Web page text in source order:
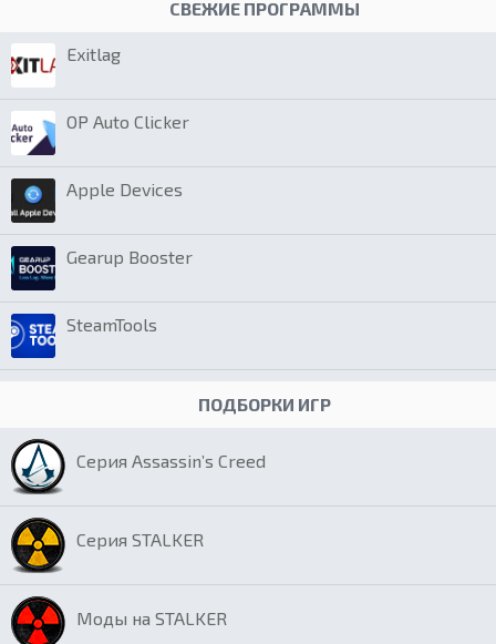
СВЕЖИЕ ПРОГРАММЫ
Exitlag
OP Auto Clicker
Apple Devices
Gearup Booster
SteamTools
ПОДБОРКИ ИГР
Серия Assassin’s Creed
Серия STALKER
Моды на STALKER